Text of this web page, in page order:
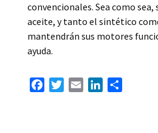
convencionales. Sea como
aceite, y tanto el sintético
mantendrán sus motores
ayuda.
FacebookTwitterEmail LinkedIn